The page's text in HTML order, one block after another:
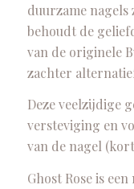
duurzame
behoudt de
van de originele
zachter
Deze veelzijdige
versteviging en
van de nagel
Ghost Rose is